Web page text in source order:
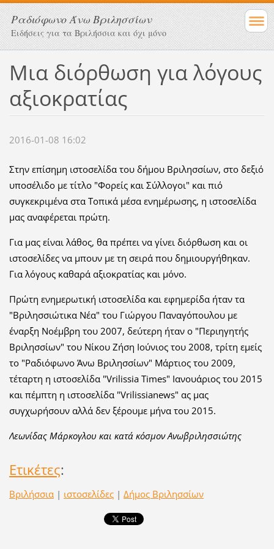
Ραδιόφωνο Άνω Βριλησσίων
Ειδήσεις για τα Βριλήσσια και όχι μόνο
Μια διόρθωση για λόγους
αξιοκρατίας
2016-01-08 16:02
Στην επίσημη ιστοσελίδα του δήμου Βριλησσίων, στο δεξιό
υποσέλιδο με τίτλο "Φορείς και Σύλλογοι" και πιό
συγκεκριμένα στα Τοπικά μέσα ενημέρωσης, η ιστοσελίδα
μας αναφέρεται πρώτη.
Για μας είναι λάθος, θα πρέπει να γίνει διόρθωση και οι
ιστοσελίδες να μπουν με τη σειρά που δημιουργήθηκαν.
Για λόγους καθαρά αξιοκρατίας και μόνο.
Πρώτη ενημερωτική ιστοσελίδα και εφημερίδα ήταν τα
"Βριλησσιώτικα Νέα" του Γιώργου Παναγόπουλου με
έναρξη Νοέμβρη του 2007, δεύτερη ήταν ο "Περιηγητής
Βριλησσίων" του Νίκου Ζήση Ιούνιος του 2008, τρίτη εμείς
το "Ραδιόφωνο Άνω Βριλησσίων" Μάρτιος του 2009,
τέταρτη η ιστοσελίδα "Vrilissia Times" Ιανουάριος του 2015
και πέμπτη η ιστοσελίδα "Vrilissianews" ας μας
συγχωρήσουν αλλά δεν ξέρουμε μήνα του 2015.
Λεωνίδας Μάρκογλου και κατά κόσμον Ανωβριλησσιώτης
Ετικέτες:
Βριλήσσια | ιστοσελίδες | Δήμος Βριλησσίων